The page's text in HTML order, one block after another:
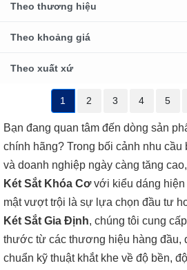
Theo thương hiệu
Theo khoảng giá
Theo xuất xứ
1 2 3 4 5
Bạn đang quan tâm đến dòng sản
chính hãng? Trong bối cảnh nhu cầu
và doanh nghiệp ngày càng tăng
Két Sắt Khóa Cơvới kiểu dáng hiện
mật vượt trội là sự lựa chọn đầu tư
Két Sắt Gia Định, chúng tôi cung
thước từ các thương hiệu hàng đầu,
chuẩn kỹ thuật khắt khe về độ bền,